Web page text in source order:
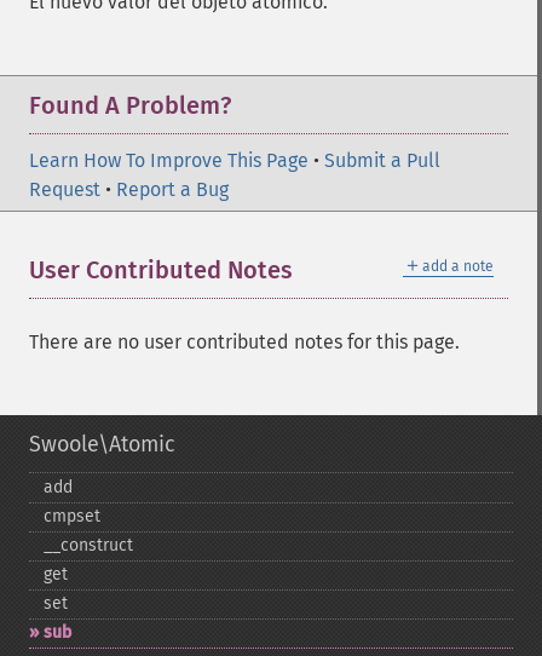
Found A Problem?
Learn How To Improve This Page • Submit a Pull
Request • Report a Bug
＋ add a note
User Contributed Notes
There are no user contributed notes for this page.
Swoole\Atomic
add
cmpset
_​_​construct
get
set
sub